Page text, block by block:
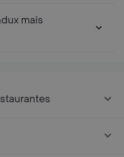
mais